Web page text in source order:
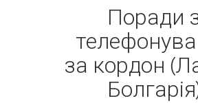
Поради
за кордон